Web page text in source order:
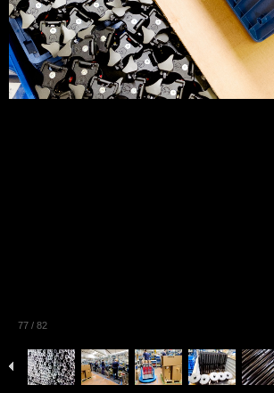
77 / 82